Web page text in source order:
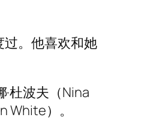
。他喜欢和她
杜波夫（Nina
White）。